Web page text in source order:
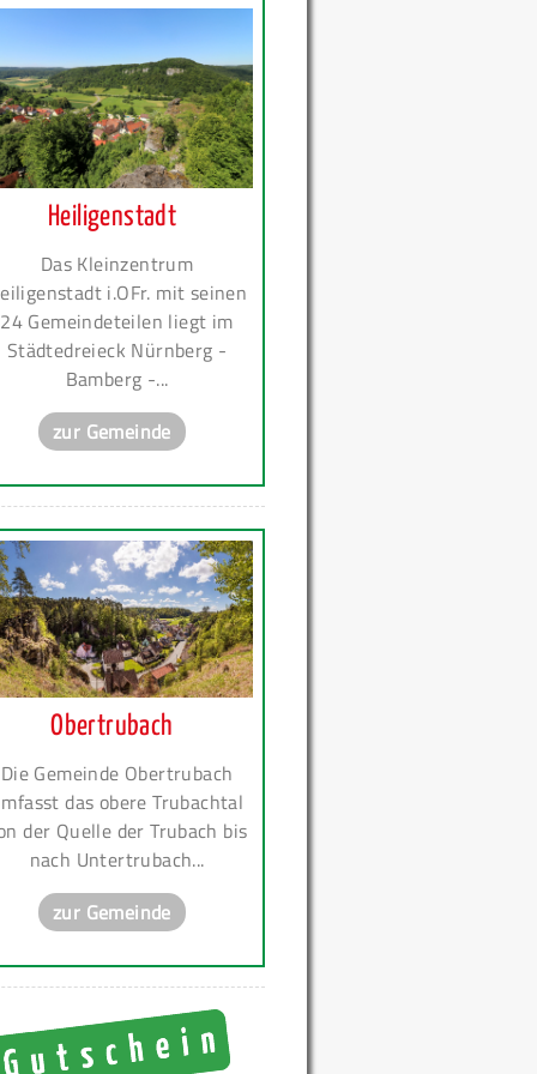
Heiligenstadt
Das Kleinzentrum
i.OFr. mit seinen
24 Gemeindeteilen liegt im
Städtedreieck Nürnberg -
Bamberg -...
zur Gemeinde
Obertrubach
Die Gemeinde Obertrubach
das obere Trubachtal
der Quelle der Trubach bis
nach Untertrubach...
zur Gemeinde